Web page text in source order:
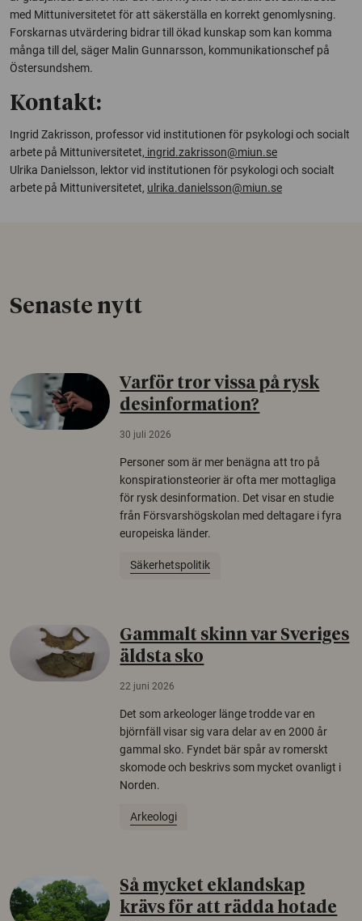
med Mittuniversitetet för att säkerställa en korrekt genomlysning.
Forskarnas utvärdering bidrar till ökad kunskap som kan komma
många till del, säger Malin Gunnarsson, kommunikationschef på
Östersundshem.
Kontakt:
Ingrid Zakrisson, professor vid institutionen för psykologi och socialt
arbete på Mittuniversitetet, ingrid.zakrisson@miun.se
Ulrika Danielsson, lektor vid institutionen för psykologi och socialt
arbete på Mittuniversitetet, ulrika.danielsson@miun.se
Senaste nytt
Varför tror vissa på rysk
desinformation?
30 juli 2026
Personer som är mer benägna att tro på
konspirationsteorier är ofta mer mottagliga
för rysk desinformation. Det visar en studie
från Försvarshögskolan med deltagare i fyra
europeiska länder.
Säkerhetspolitik
Gammalt skinn var Sveriges
äldsta sko
22 juni 2026
Det som arkeologer länge trodde var en
björnfäll visar sig vara delar av en 2000 år
gammal sko. Fyndet bär spår av romerskt
skomode och beskrivs som mycket ovanligt i
Norden.
Arkeologi
Så mycket eklandskap
krävs för att rädda hotade